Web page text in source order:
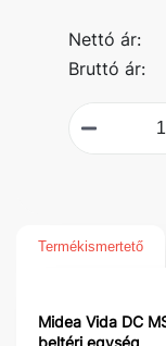
Nettó ár:
Bruttó ár:
Termékismertető
Midea Vida DC
beltéri egység